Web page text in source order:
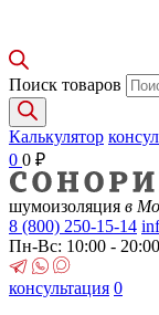
Поиск товаров
Калькулятор
0 0 ₽
шумоизоляция в
8 (800) 250-15-14
Пн-Вс: 10:00 - 20:00
консультация 0